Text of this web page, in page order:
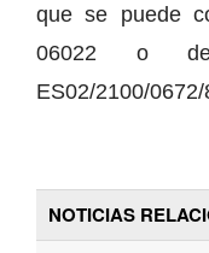
que se puede
06022 o
ES02/2100/
NOTICIAS